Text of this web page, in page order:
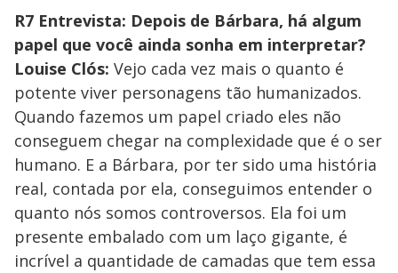
R7 Entrevista: Depois de Bárbara, há algum
papel que você ainda sonha em interpretar?
Louise Clós: Vejo cada vez mais o quanto é
potente viver personagens tão humanizados.
Quando fazemos um papel criado eles não
conseguem chegar na complexidade que é o ser
humano. E a Bárbara, por ter sido uma história
real, contada por ela, conseguimos entender o
quanto nós somos controversos. Ela foi um
presente embalado com um laço gigante, é
incrível a quantidade de camadas que tem essa